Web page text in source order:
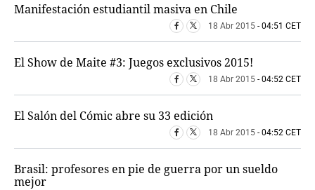
Manifestación estudiantil masiva en Chile
18 Abr 2015 - 04:51 CET
El Show de Maite #3: Juegos exclusivos 2015!
18 Abr 2015 - 04:52 CET
El Salón del Cómic abre su 33 edición
18 Abr 2015 - 04:52 CET
Brasil: profesores en pie de guerra por un sueldo
mejor